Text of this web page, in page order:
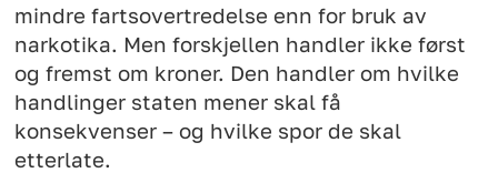
mindre fartsovertredelse enn for bruk av
narkotika. Men forskjellen handler ikke først
og fremst om kroner. Den handler om hvilke
handlinger staten mener skal få
konsekvenser – og hvilke spor de skal
etterlate.